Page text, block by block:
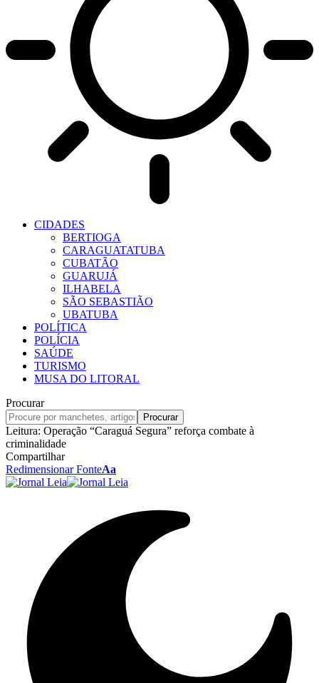
CIDADES
BERTIOGA
CARAGUATATUBA
CUBATÃO
GUARUJÁ
ILHABELA
SÃO SEBASTIÃO
UBATUBA
POLÍTICA
POLÍCIA
SAÚDE
TURISMO
MUSA DO LITORAL
Procurar
Leitura: Operação “Caraguá Segura” reforça combate à
criminalidade
Compartilhar
Redimensionar FonteAa